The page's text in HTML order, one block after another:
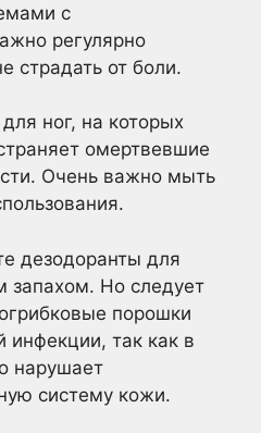
с
регулярно
страдать от боли.
ног, на которых
омертвевшие
Очень важно мыть
дезодоранты для
запахом. Но следует
порошки
инфекции, так как в
нарушает
систему кожи.